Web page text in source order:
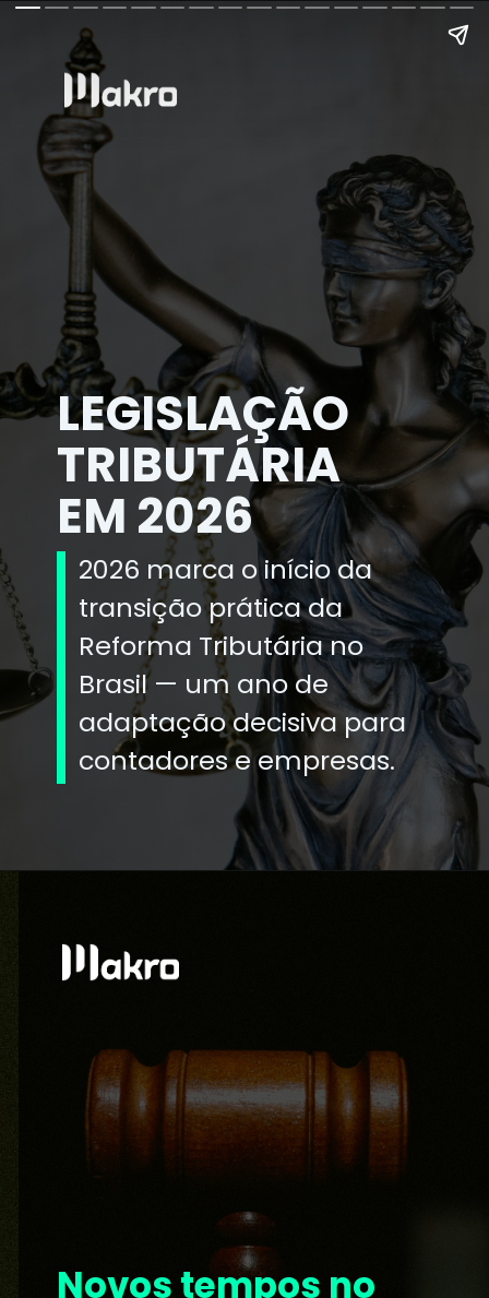
LEGISLAÇÃO
TRIBUTÁRIA
EM 2026
2026 marca o início da
transição prática da
Reforma Tributária no
Brasil — um ano de
adaptação decisiva para
contadores e empresas.
Novos tempos no